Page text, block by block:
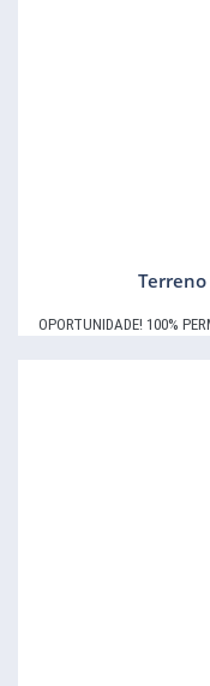
Terreno
OPORTUNIDADE! 100%